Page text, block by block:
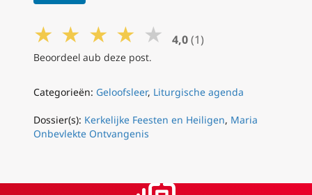
★ ★ ★ ★ ★ 4,0 (1)
Beoordeel aub deze post.
Categorieën: Geloofsleer, Liturgische agenda
Dossier(s): Kerkelijke Feesten en Heiligen, Maria
Onbevlekte Ontvangenis